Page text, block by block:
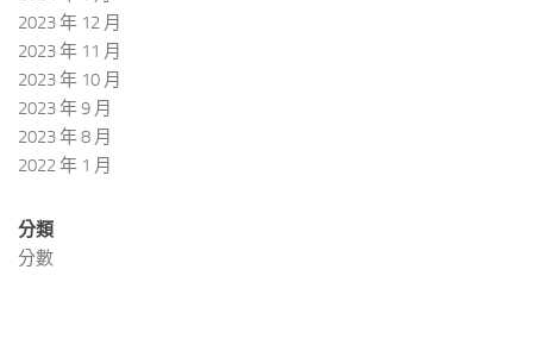
2023 年 12 月
2023 年 11 月
2023 年 10 月
2023 年 9 月
2023 年 8 月
2022 年 1 月
分類
分數